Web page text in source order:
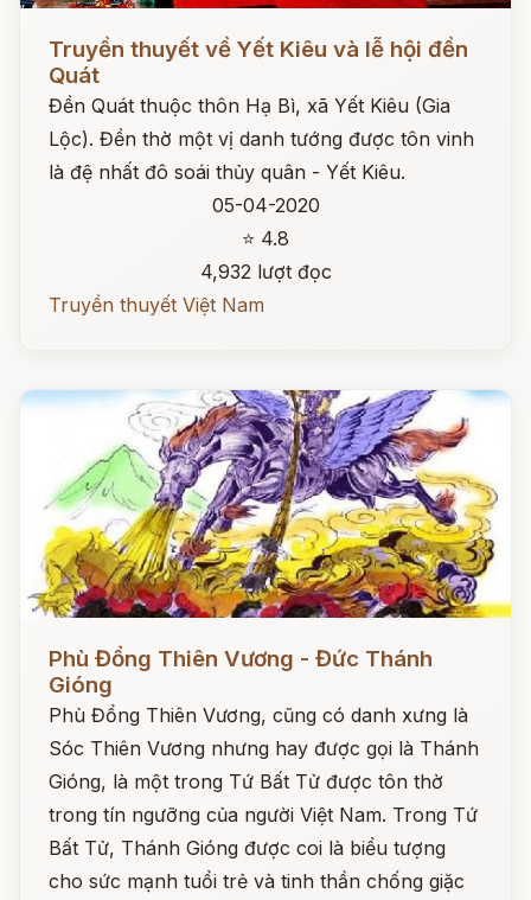
Đọc ngay
Truyền thuyết về Yết Kiêu và lễ hội đền
Quát
Đền Quát thuộc thôn Hạ Bì, xã Yết Kiêu (Gia
Lộc). Đền thờ một vị danh tướng được tôn vinh
là đệ nhất đô soái thủy quân - Yết Kiêu.
05-04-2020
⭐ 4.8
4,932 lượt đọc
Truyền thuyết Việt Nam
Phù Đổng Thiên Vương - Đức Thánh
Gióng
Phù Đổng Thiên Vương, cũng có danh xưng là
Sóc Thiên Vương nhưng hay được gọi là Thánh
Gióng, là một trong Tứ Bất Tử được tôn thờ
trong tín ngưỡng của người Việt Nam. Trong Tứ
Bất Tử, Thánh Gióng được coi là biểu tượng
cho sức mạnh tuổi trẻ và tinh thần chống giặc